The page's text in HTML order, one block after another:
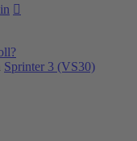
Sprinter 3 (VS30)